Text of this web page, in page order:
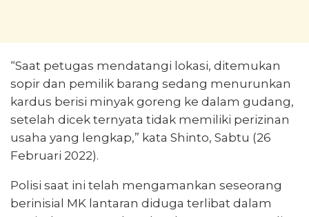
“Saat petugas mendatangi lokasi, ditemukan
sopir dan pemilik barang sedang menurunkan
kardus berisi minyak goreng ke dalam gudang,
setelah dicek ternyata tidak memiliki perizinan
usaha yang lengkap,” kata Shinto, Sabtu (26
Februari 2022).
Polisi saat ini telah mengamankan seseorang
berinisial MK lantaran diduga terlibat dalam